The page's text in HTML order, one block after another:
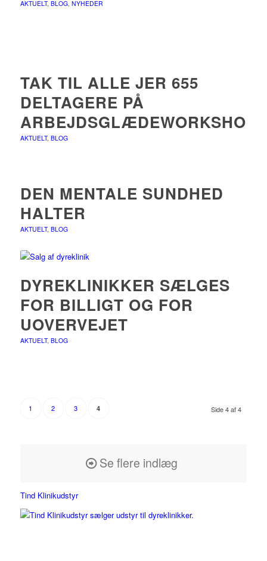
AKTUELT, BLOG, NYHEDER
TAK TIL ALLE JER 655
DELTAGERE PÅ
ARBEJDSGLÆDEWORKSHOPS
AKTUELT, BLOG
DEN MENTALE SUNDHED
HALTER
AKTUELT, BLOG
DYREKLINIKKER SÆLGES
FOR BILLIGT OG FOR
UOVERVEJET
AKTUELT, BLOG
Side 4 af 4
1 2 3 4
Se flere indlæg
Tind Klinikudstyr